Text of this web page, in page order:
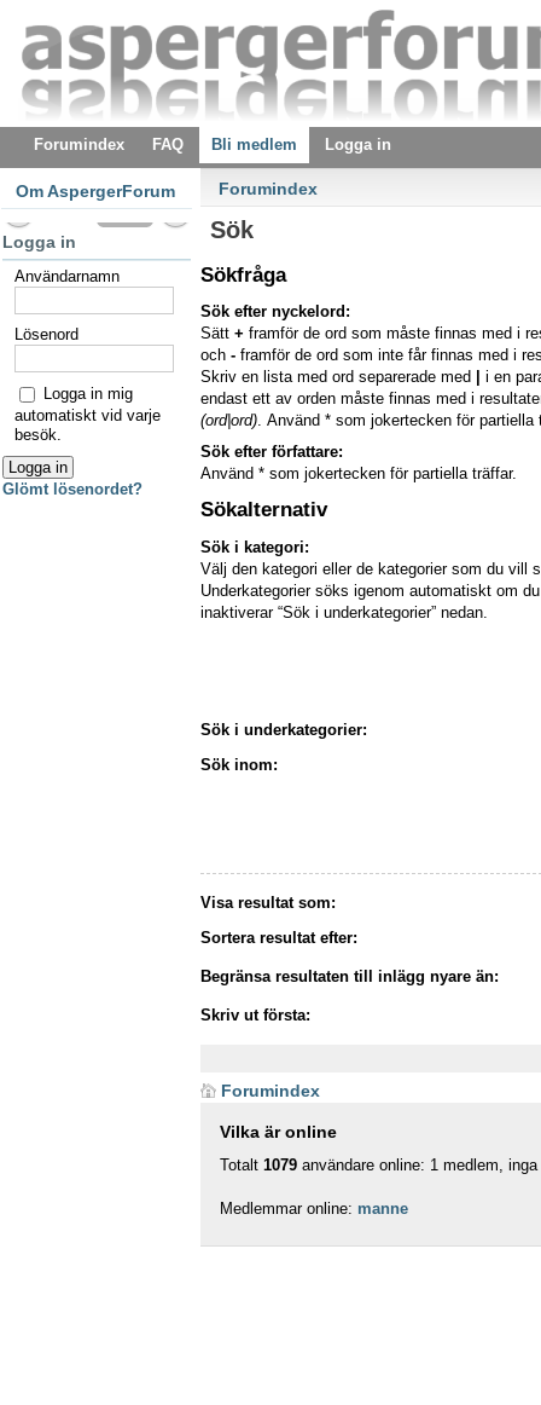
Forumindex FAQ Bli medlem Logga in
Forumindex
Sök
Sökfråga
Sök efter nyckelord:
Sätt + framför de ord som måste finnas med i
och - framför de ord som inte får finnas med i
Skriv en lista med ord separerade med
i en
endast ett av orden måste finnas med i
(ord|ord) . Använd * som jokertecken för partiella
Sök efter författare:
Använd * som jokertecken för partiella träffar.
Sökalternativ
Sök i kategori:
Välj den kategori eller de kategorier som du vill
Underkategorier söks igenom automatiskt om
inaktiverar “Sök i underkategorier” nedan.
Sök i underkategorier:
Sök inom:
Visa resultat som:
Sortera resultat efter:
Begränsa resultaten till inlägg nyare än:
Skriv ut första:
Forumindex
Vilka är online
Totalt 1079 användare online: 1 medlem,
Medlemmar online: manne
Om AspergerForum
Logga in
Användarnamn
Lösenord
Logga in mig
automatiskt vid varje
besök.
Glömt lösenordet?